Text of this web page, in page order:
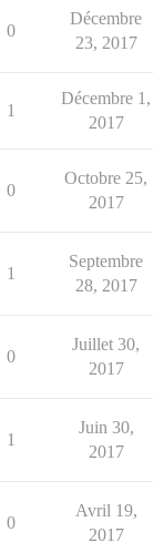
0
Décembre
23, 2017
1
Décembre 1,
2017
0
Octobre 25,
2017
1
Septembre
28, 2017
0
Juillet 30,
2017
1
Juin 30,
2017
0
Avril 19,
2017